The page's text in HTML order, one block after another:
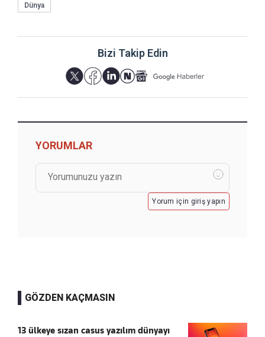
Dünya
Bizi Takip Edin
YORUMLAR
Yorum için giriş yapın
GÖZDEN KAÇMASIN
13 ülkeye sızan casus yazılım dünyayı